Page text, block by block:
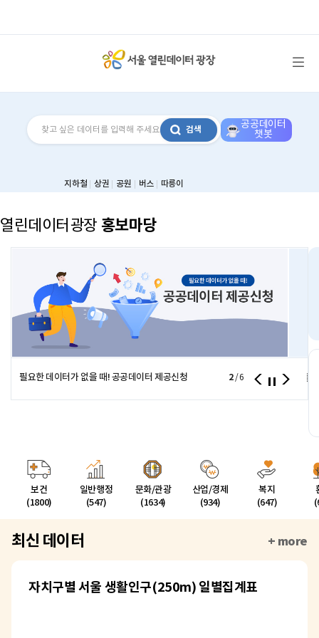
메뉴 열기
검색
지하철 상권 공원 버스 따릉이
공공데이터
챗봇
열린데이터광장 홍보마당
필요한 데이터가 없을 때! 공공데이터 제공신청 서
2 /6
보건
(1800)
일반행정
(547)
문화/관광
(1634)
산업/경제
(934)
복지
(647)
최신 데이터 + more
자치구별 서울 생활인구(250m) 일별집계표